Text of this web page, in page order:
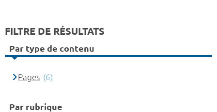
FILTRE DE RÉSULTATS
Par type de contenu
Pages (6)
Par rubrique